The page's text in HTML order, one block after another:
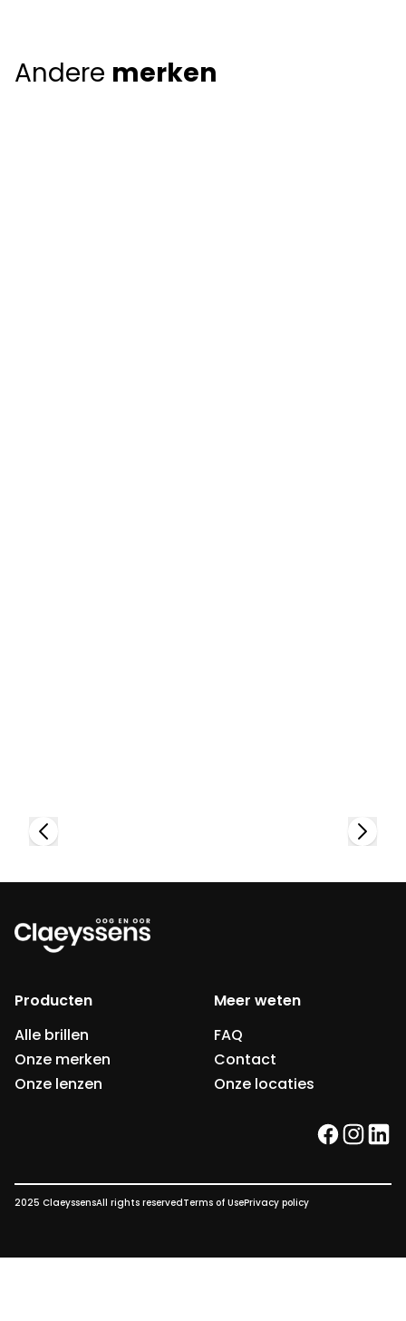
Andere merken
Producten
Alle brillen
Onze merken
Onze lenzen
Meer weten
FAQ
Contact
Onze locaties
facebook
2025 ClaeyssensAll rights reservedTerms of UsePrivacy policy